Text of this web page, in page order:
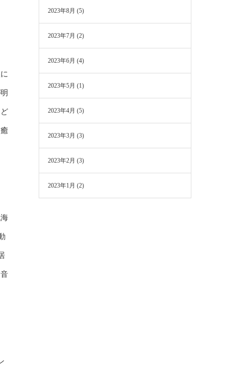
2023年8月 (5)
2023年7月 (2)
2023年6月 (4)
2023年5月 (1)
2023年4月 (5)
2023年3月 (3)
2023年2月 (3)
2023年1月 (2)